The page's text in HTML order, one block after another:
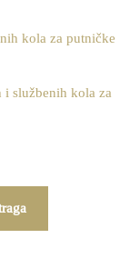
kola za putničke
i službenih kola za